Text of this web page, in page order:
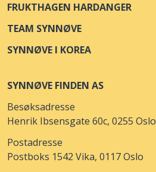
FRUKTHAGEN HARDANGER
TEAM SYNNØVE
SYNNØVE I KOREA
SYNNØVE FINDEN AS
Besøksadresse
Henrik Ibsensgate 60c, 0255 Oslo
Postadresse
Postboks 1542 Vika, 0117 Oslo